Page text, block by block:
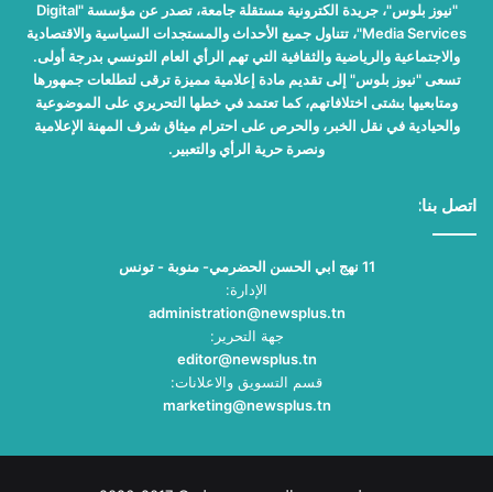
"نيوز بلوس"، جريدة الكترونية مستقلة جامعة، تصدر عن مؤسسة "Digital
Media Services"، تتناول جميع الأحداث والمستجدات السياسية والاقتصادية
والاجتماعية والرياضية والثقافية التي تهم الرأي العام التونسي بدرجة أولى.
تسعى "نيوز بلوس" إلى تقديم مادة إعلامية مميزة ترقى لتطلعات جمهورها
ومتابعيها بشتى اختلافاتهم، كما تعتمد في خطها التحريري على الموضوعية
والحيادية في نقل الخبر، والحرص على احترام ميثاق شرف المهنة الإعلامية
ونصرة حرية الرأي والتعبير.
اتصل بنا:
11 نهج ابي الحسن الحضرمي- منوبة - تونس
الإدارة:
administration@newsplus.tn
جهة التحرير:
editor@newsplus.tn
قسم التسويق والاعلانات:
marketing@newsplus.tn